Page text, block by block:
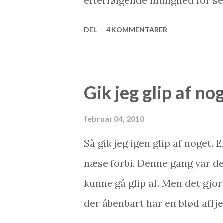
hotellet bliver du endda
mulighederne for at tage til
andre charterrejsende. Og
Charterferien har rigtigt
allesammen. Faktisk har
op til flere gange... Men
DEL 4 KOMMENTARER
Gik jeg glip af
februar 04, 2010
Så gik jeg igen glip af noget.
næse forbi. Denne gang var
kunne gå glip af. Men det
der åbenbart har en blød